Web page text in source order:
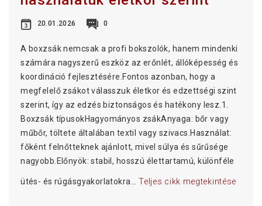
20.01.2026 0
A boxzsák nemcsak a profi bokszolók, hanem mindenki
számára nagyszerű eszköz az erőnlét, állóképesség és
koordináció fejlesztésére.Fontos azonban, hogy a
megfelelő zsákot válasszuk életkor és edzettségi szint
szerint, így az edzés biztonságos és hatékony lesz.1.
Boxzsák típusokHagyományos zsákAnyaga: bőr vagy
műbőr, töltete általában textil vagy szivacs.Használat:
főként felnőtteknek ajánlott, mivel súlya és sűrűsége
nagyobb.Előnyök: stabil, hosszú élettartamú, különféle
ütés- és rúgásgyakorlatokra...Teljes cikk megtekintése